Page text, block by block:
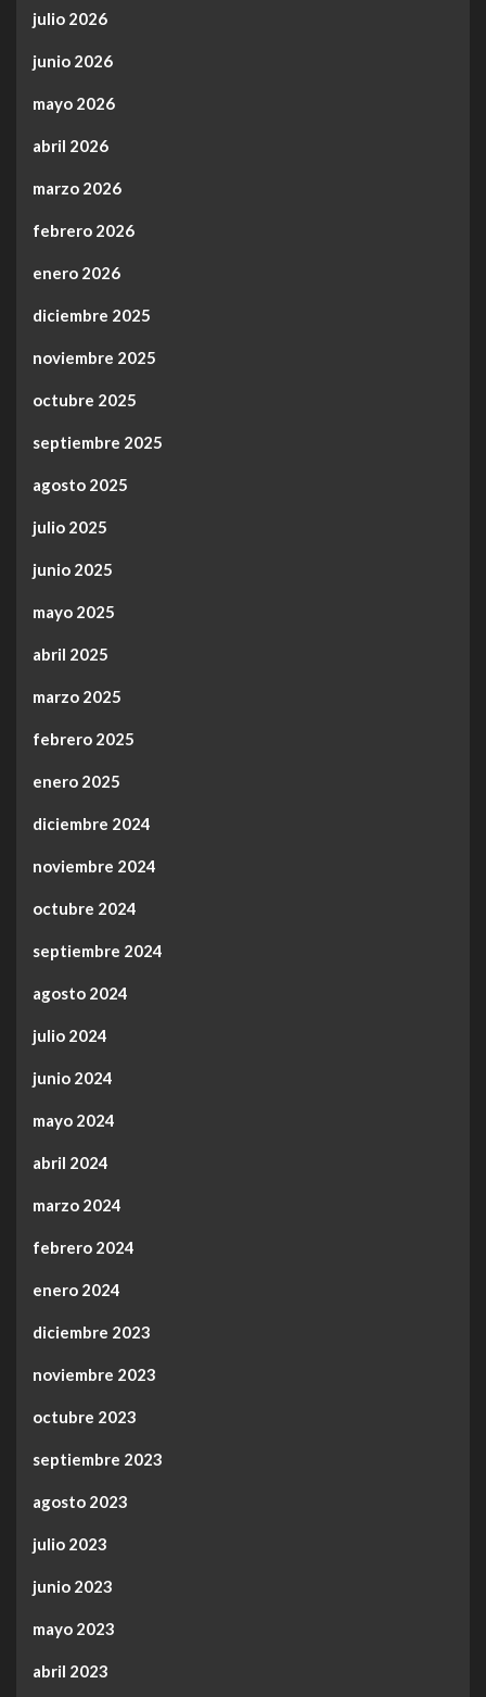
julio 2026
junio 2026
mayo 2026
abril 2026
marzo 2026
febrero 2026
enero 2026
diciembre 2025
noviembre 2025
octubre 2025
septiembre 2025
agosto 2025
julio 2025
junio 2025
mayo 2025
abril 2025
marzo 2025
febrero 2025
enero 2025
diciembre 2024
noviembre 2024
octubre 2024
septiembre 2024
agosto 2024
julio 2024
junio 2024
mayo 2024
abril 2024
marzo 2024
febrero 2024
enero 2024
diciembre 2023
noviembre 2023
octubre 2023
septiembre 2023
agosto 2023
julio 2023
junio 2023
mayo 2023
abril 2023